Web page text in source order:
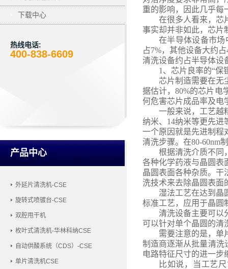
下载中心
热线电话:
400-838-6609
产品中心
外延片清洗机-CSE
旋转式喷镀台-CSE
双腔甩干机
枚叶式清洗机-华林科纳CSE
自动供酸系统（CDS）-CSE
单片清洗机CSE
重的影响，因此几乎每
在很多人看来，芯
事实却并非如此，芯片
在半导体设备市
占7%，其他设备大约
清洗设备约占半导体设
1 、 芯片良率的“保
芯片制造需要在无
据估计，80%的芯片电
何危害芯片成品率及电
一般来说，工艺越
纳米、14纳米等更先进
一个原因就是先进制程
清洗步骤。在80-60nm
根据清洗介质不同
各种化学药液与晶圆表
晶圆表面各种杂质。干
洗技术来去除晶圆表面
湿法工艺在达到晶
标准工艺，应用于晶圆
清洗设备主要可以
可以针对单个晶圆的清
需要注意的是，单
制造商逐渐从批量清洗
电路特征尺寸的进一步
比如说，当工艺